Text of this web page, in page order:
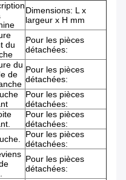
Dimensions: L x
largeur x H mm
du
Pour les pièces
détachées:
du
de
Pour les pièces
détachées:
Pour les pièces
détachées:
Pour les pièces
détachées:
Pour les pièces
détachées:
Pour les pièces
détachées: